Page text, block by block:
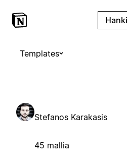
Templates
Stefanos Karakasis
45 mallia